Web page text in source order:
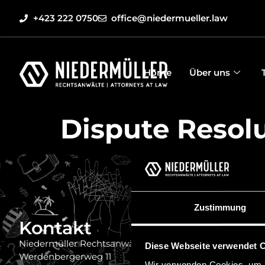
Zustimmung
Diese Webseite verwendet
+423 222 0750 office@niedermueller.law
Home Über uns
Dispute
Kontakt
Niedermüller Rechtsanwälte
Werdenbergerweg 11
Impressum